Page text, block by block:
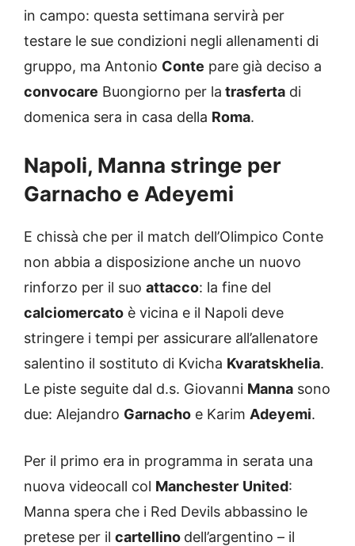
in campo: questa settimana servirà per
testare le sue condizioni negli allenamenti di
gruppo, ma Antonio Conte pare già deciso a
convocare Buongiorno per la trasferta di
domenica sera in casa della Roma.
Napoli, Manna stringe per
Garnacho e Adeyemi
E chissà che per il match dell’Olimpico Conte
non abbia a disposizione anche un nuovo
rinforzo per il suo attacco: la fine del
calciomercato è vicina e il Napoli deve
stringere i tempi per assicurare all’allenatore
salentino il sostituto di Kvicha Kvaratskhelia.
Le piste seguite dal d.s. Giovanni Manna sono
due: Alejandro Garnacho e Karim Adeyemi.
Per il primo era in programma in serata una
nuova videocall col Manchester United:
Manna spera che i Red Devils abbassino le
pretese per il cartellino dell’argentino – il